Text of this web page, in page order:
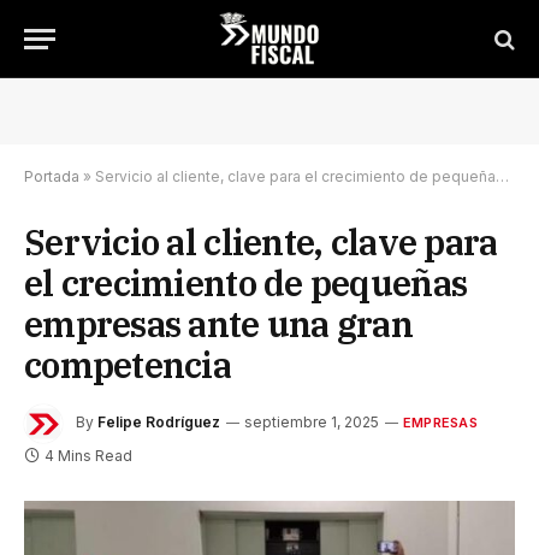
Portada » Servicio al cliente, clave para el crecimiento de pequeñas empresas ante una gran competencia
Servicio al cliente, clave para
el crecimiento de pequeñas
empresas ante una gran
competencia
By Felipe Rodríguez septiembre 1, 2025 EMPRESAS
4 Mins Read